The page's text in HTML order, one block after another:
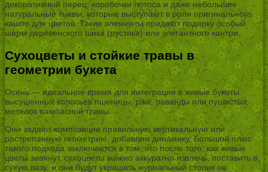
декоративный перец, коробочки лотоса и даже небольшие
натуральные тыквы, которые выступают в роли оригинального
кашпо для цветов. Такие элементы придают подарку особый
шарм деревенского шика (рустика) или элегантного кантри.
Сухоцветы и стойкие травы в
геометрии букета
Осень — идеальное время для интеграции в живые букеты
высушенных колосьев пшеницы, ржи, лаванды или пушистых
метелок пампасной травы.
Они задают композиции правильную вертикальную или
растрепанную геометрию, добавляя динамику. Большой плюс
такого подхода заключается в том, что после того, как живые
цветы завянут, сухоцветы можно аккуратно извлечь, поставить в
сухую вазу, и они будут украшать журнальный столик на